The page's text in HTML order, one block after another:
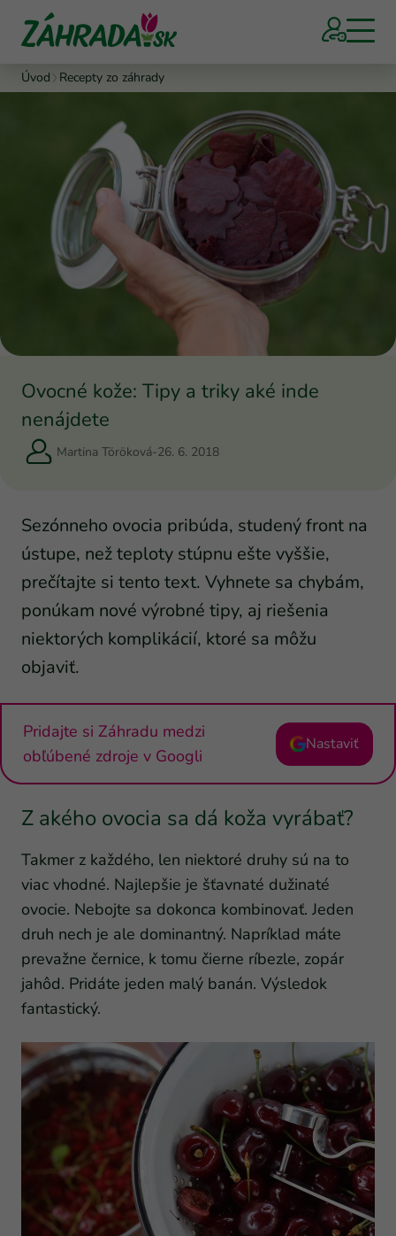
Úvod Recepty zo záhrady
Ovocné kože: Tipy a triky aké inde
nenájdete
Martina Töröková-26. 6. 2018
Sezónneho ovocia pribúda, studený front na
ústupe, než teploty stúpnu ešte vyššie,
prečítajte si tento text. Vyhnete sa chybám,
ponúkam nové výrobné tipy, aj riešenia
niektorých komplikácií, ktoré sa môžu
objaviť.
Pridajte si Záhradu medzi
obľúbené zdroje v Googli
Nastaviť
Z akého ovocia sa dá koža vyrábať?
Takmer z každého, len niektoré druhy sú na to
viac vhodné. Najlepšie je šťavnaté dužinaté
ovocie. Nebojte sa dokonca kombinovať. Jeden
druh nech je ale dominantný. Napríklad máte
prevažne černice, k tomu čierne ríbezle, zopár
jahôd. Pridáte jeden malý banán. Výsledok
fantastický.